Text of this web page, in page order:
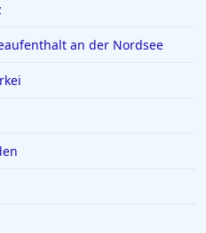
an der Nordsee